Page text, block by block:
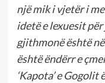
një mik i vjetër i
idetë e lexuesit
gjithmonë është
është ëndërr e
‘Kapota’ e